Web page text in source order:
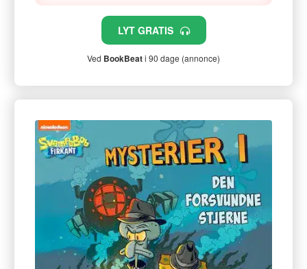
LYT GRATIS
Ved BookBeati 90 dage (annonce)